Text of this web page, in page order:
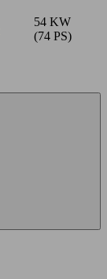
54 KW
(74 PS)